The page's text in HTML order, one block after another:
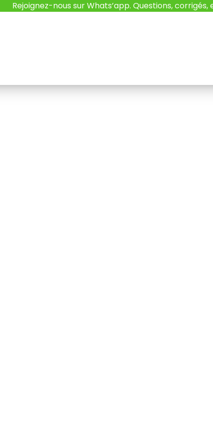
Rejoignez-nous sur Whats’app. Questions,